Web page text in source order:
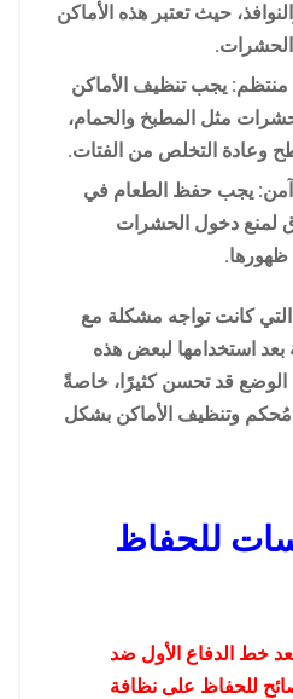
حيث تعتبر هذه الأماكن
يجب تنظيف الأماكن
مثل المطبخ والحمام،
وعادة التخلص من الفتات.
يجب حفظ الطعام في
لمنع دخول الحشرات
كانت تواجه مشكلة مع
بعد استخدامها لبعض هذه
قد تحسن كثيرًا، خاصةً
وتنظيف الأماكن بشكل
للحفاظ
خط الدفاع الأول ضد
للحفاظ على نظافة